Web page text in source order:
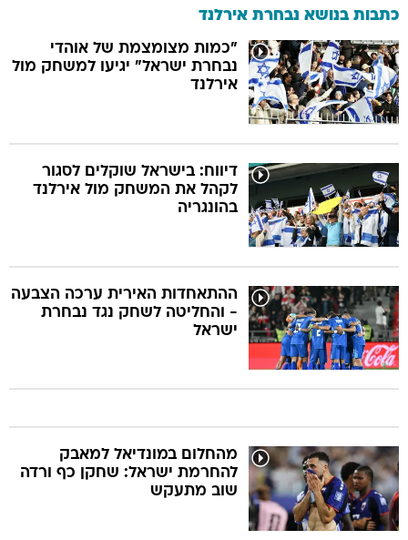
כתבות בנושא נבחרת אירלנד
"כמות מצומצמת של אוהדי
נבחרת ישראל" יגיעו למשחק מול
אירלנד
דיווח: בישראל שוקלים לסגור
לקהל את המשחק מול אירלנד
בהונגריה
ההתאחדות האירית ערכה הצבעה
- והחליטה לשחק נגד נבחרת
ישראל
מהחלום במונדיאל למאבק
להחרמת ישראל: שחקן כף ורדה
שוב מתעקש